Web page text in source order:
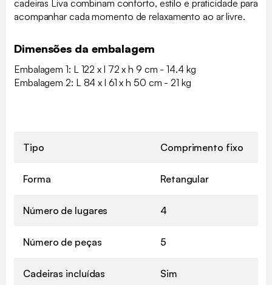
cadeiras Liva combinam conforto, estilo e praticidade para
acompanhar cada momento de relaxamento ao ar livre.
Dimensões da embalagem
Embalagem 1: L 122 x l 72 x h 9 cm - 14.4 kg
Embalagem 2: L 84 x l 61 x h 50 cm - 21 kg
Tipo Comprimento fixo
Forma Retangular
Número de lugares 4
Número de peças 5
Cadeiras incluídas Sim